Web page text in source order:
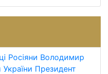
Росіяни Володимир
Президент